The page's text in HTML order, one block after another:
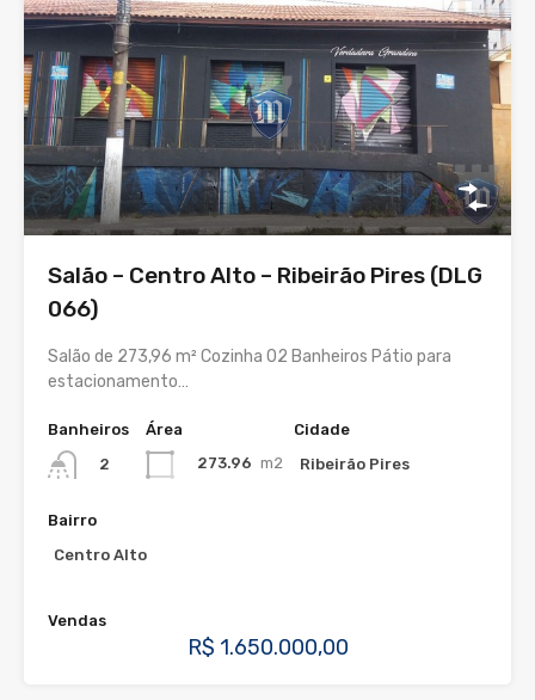
Salão – Centro Alto – Ribeirão Pires (DLG
066)
Salão de 273,96 m² Cozinha 02 Banheiros Pátio para
estacionamento…
Banheiros
2
Área
273.96 m2
Cidade
Ribeirão Pires
Bairro
Centro Alto
Vendas
R$ 1.650.000,00